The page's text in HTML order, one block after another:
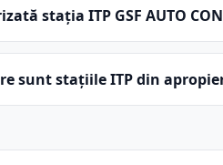
stația ITP GSF AUTO
sunt stațiile ITP din